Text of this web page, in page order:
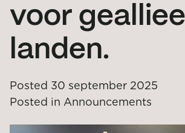
voor
landen.
Posted 30 september 2025
Posted in Announcements